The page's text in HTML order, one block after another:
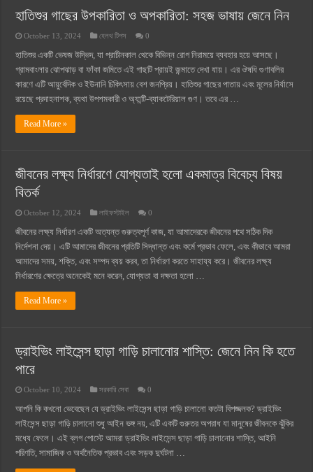
হাতিশুর গাছের উপকারিতা ও অপকারিতা: সহজ ভাষায় জেনে নিন
October 13, 2024 হেলথ টিপস 0
হাতিশুর একটি ভেষজ উদ্ভিদ, যা প্রাচীনকাল থেকে বিভিন্ন রোগ নিরাময়ে ব্যবহার হয়ে আসছে।
গ্রামবাংলার ঝোপঝাড় বা ফাঁকা জমিতে এই গাছটি প্রায়ই জন্মাতে দেখা যায়। এর ঔষধি গুণাবলির
কারণে এটি আয়ুর্বেদিক ও ইউনানি চিকিৎসায় বেশ জনপ্রিয়। হাতিশুর গাছের পাতায় এবং মূলের নির্যাসে
রয়েছে প্রদাহনাশক, ব্যথা উপশমকারী ও অ্যান্টি-ব্যাকটেরিয়াল গুণ। তবে এর …
Read More »
জীবনের লক্ষ্য নির্ধারণে যোগ্যতাই হলো একমাত্র বিবেচ্য বিষয়
বিতর্ক
October 12, 2024 লাইফস্টাইল 0
জীবনের লক্ষ্য নির্ধারণ একটি অত্যন্ত গুরুত্বপূর্ণ কাজ, যা আমাদেরকে জীবনের পথে সঠিক দিক
নির্দেশনা দেয়। এটি আমাদের জীবনের প্রতিটি সিদ্ধান্ত এবং কর্মে প্রভাব ফেলে, এবং কীভাবে আমরা
আমাদের সময়, শক্তি, এবং সম্পদ ব্যয় করব, তা নির্ধারণ করতে সাহায্য করে। জীবনের লক্ষ্য
নির্ধারণের ক্ষেত্রে অনেকেই মনে করেন, যোগ্যতা বা দক্ষতা হলো …
Read More »
ড্রাইভিং লাইসেন্স ছাড়া গাড়ি চালানোর শাস্তি: জেনে নিন কি হতে
পারে
October 10, 2024 সরকারি সেবা 0
আপনি কি কখনো ভেবেছেন যে ড্রাইভিং লাইসেন্স ছাড়া গাড়ি চালানো কতটা বিপজ্জনক? ড্রাইভিং
লাইসেন্স ছাড়া গাড়ি চালানো শুধু আইন ভঙ্গ নয়, এটি একটি গুরুতর অপরাধ যা মানুষের জীবনকে ঝুঁকির
মধ্যে ফেলে। এই ব্লগ পোস্টে আমরা ড্রাইভিং লাইসেন্স ছাড়া গাড়ি চালানোর শাস্তি, আইনি
পরিণতি, সামাজিক ও অর্থনৈতিক প্রভাব এবং সড়ক দুর্ঘটনা …